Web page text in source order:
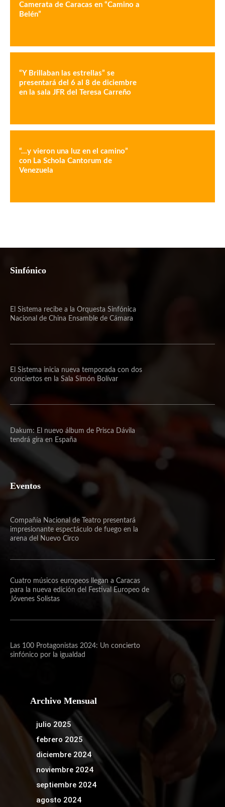
Camerata de Caracas en “Camino a
Belén”
“Y Brillaban las estrellas” se
presentará del 6 al 8 de diciembre
en la sala JFR del Teresa Carreño
“…y vieron una luz en el camino”
con La Schola Cantorum de
Venezuela
Sinfónico
El Sistema recibe a la Orquesta Sinfónica
Nacional de China Ensamble de Cámara
El Sistema inicia nueva temporada con dos
conciertos en la Sala Simón Bolívar
Dakum: El nuevo álbum de Prisca Dávila
tendrá gira en España
Eventos
Compañía Nacional de Teatro presentará
impresionante espectáculo de fuego en la
arena del Nuevo Circo
Cuatro músicos europeos llegan a Caracas
para la nueva edición del Festival Europeo de
Jóvenes Solistas
Las 100 Protagonistas 2024: Un concierto
sinfónico por la igualdad
Archivo Mensual
julio 2025
febrero 2025
diciembre 2024
noviembre 2024
septiembre 2024
agosto 2024